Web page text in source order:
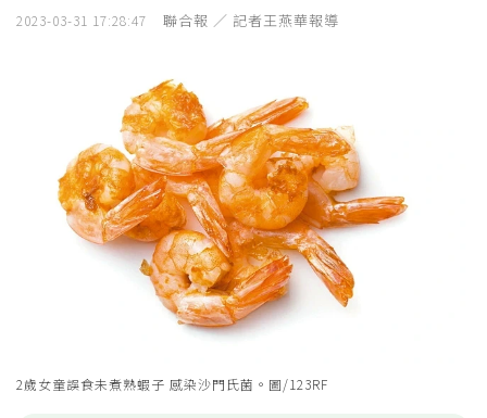
2023-03-31 17:28:47 聯合報 ／ 記者王燕華報導
2歲女童誤食未煮熟蝦子 感染沙門氏菌。圖/123RF